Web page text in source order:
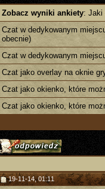
Zobacz wyniki ankiety: Jaki
Czat w dedykowanym
obecnie)
Czat w dedykowanym
Czat jako overlay na oknie
Czat jako okienko, które
Czat jako okienko, które
19-11-14, 01:11